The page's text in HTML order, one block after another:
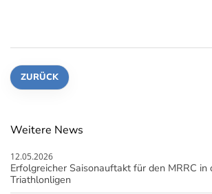
ZURÜCK
Weitere News
12.05.2026
Erfolgreicher Saisonauftakt für den MRRC in
Triathlonligen